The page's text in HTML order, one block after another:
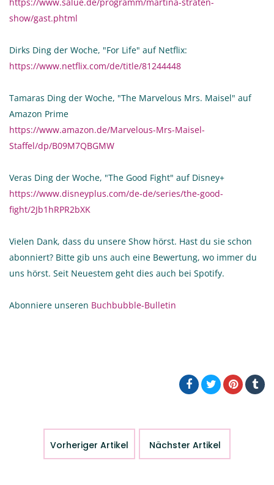
show/gast.phtml
Dirks Ding der Woche, "For Life" auf Netflix:
https://www.netflix.com/de/title/81244448
Tamaras Ding der Woche, "The Marvelous Mrs. Maisel" auf
Amazon Prime
https://www.amazon.de/Marvelous-Mrs-Maisel-
Staffel/dp/B09M7QBGMW
Veras Ding der Woche, "The Good Fight" auf Disney+
https://www.disneyplus.com/de-de/series/the-good-
fight/2Jb1hRPR2bXK
Vielen Dank, dass du unsere Show hörst. Hast du sie schon
abonniert? Bitte gib uns auch eine Bewertung, wo immer du
uns hörst. Seit Neuestem geht dies auch bei Spotify.
Abonniere unseren Buchbubble-Bulletin
Vorheriger Artikel Nächster Artikel